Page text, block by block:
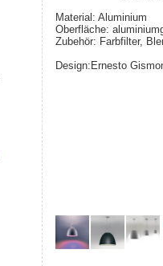
Material: Aluminium
Oberfläche:
Zubehör: Farbfilter,
Design:Ernesto